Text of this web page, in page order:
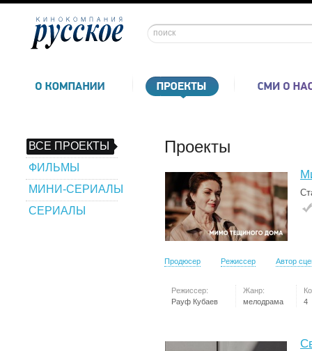
ВСЕ ПРОЕКТЫ
ФИЛЬМЫ
МИНИ-СЕРИАЛЫ
СЕРИАЛЫ
Проекты
Продюсер Режиссер Автор
Режиссер:
Рауф Кубаев
Жанр:
мелодрама
4